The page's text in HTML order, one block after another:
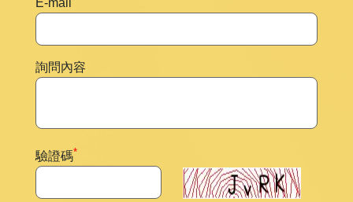
E-mail
詢問內容
驗證碼*